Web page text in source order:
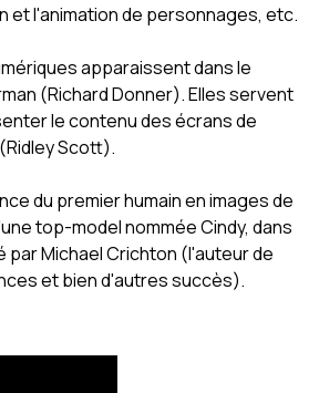
et l'animation de personnages, etc.
apparaissent dans le
(Richard Donner). Elles servent
le contenu des écrans de
Scott).
du premier humain en images de
top-model nommée Cindy, dans
par Michael Crichton (l'auteur de
et bien d'autres succès).